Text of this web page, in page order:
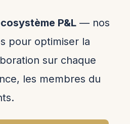
P&L — nos
pour optimiser la
sur chaque
les membres du